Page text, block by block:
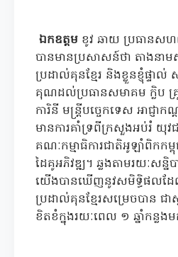
ឯកឧត្តម ខូវ ឆាយ ប្រធានសហ
បានមានប្រសាសន៍ថា តាងនា
ប្រដាល់គុនខ្មែរ និងខ្លួនខ្ញុំផ្ទា
គុណដល់ប្រធានសមាគម ក្លិប គ្
ការិនី មន្ត្រីបច្ចេកទេស អាជ្ញ
មានការគាំទ្រពីក្រសួងអប់រំ យុ
គណៈកម្មាធិការជាតិអូឡាំពិកកម្
ដៃគូអភិវឌ្ឍ។ ឆ្លងតាមរយៈសន្និប
យើងបានឃើញនូវសមិទ្ធិផលដ
ប្រដាល់គុនខ្មែរសម្រេចបាន ជ
ខិតខំក្នុងរយៈពេល ១ ឆ្នាំកន្លង